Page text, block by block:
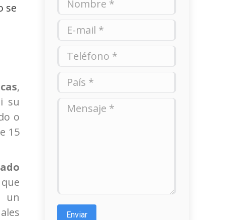
se
,
su
o
15
un
Teléfono *
Enviar